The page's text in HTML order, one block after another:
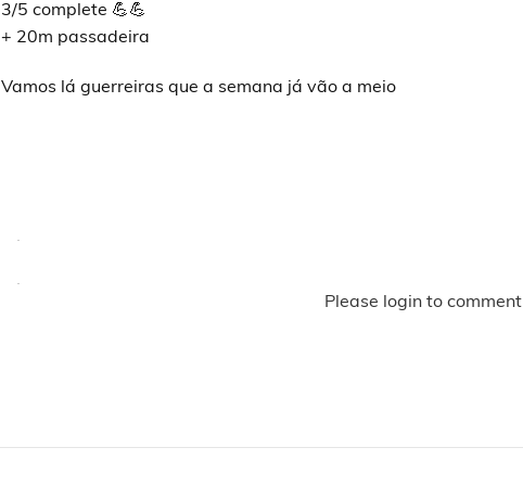
3/5 complete 💪💪
+ 20m passadeira
Vamos lá guerreiras que a semana já vão a meio
Please login to comment